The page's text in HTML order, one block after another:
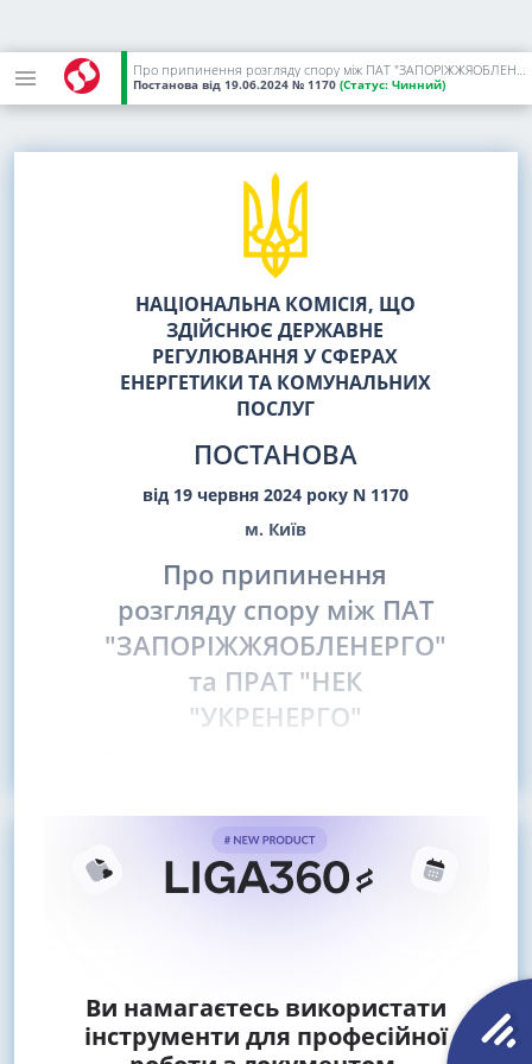
Про припинення розгляду спору між ПАТ "ЗАПОРІЖЖЯОБЛЕНЕРГО" та ПРАТ "НЕК "УКРЕНЕРГО"
Постанова від 19.06.2024 № 1170 (Статус: Чинний)
НАЦІОНАЛЬНА КОМІСІЯ, ЩО
ЗДІЙСНЮЄ ДЕРЖАВНЕ
РЕГУЛЮВАННЯ У СФЕРАХ
ЕНЕРГЕТИКИ ТА КОМУНАЛЬНИХ
ПОСЛУГ
ПОСТАНОВА
від 19 червня 2024 року N 1170
м. Київ
Про припинення
розгляду спору між ПАТ
"ЗАПОРІЖЖЯОБЛЕНЕРГО"
та ПРАТ "НЕК
"УКРЕНЕРГО"
Ви намагаєтесь використати
інструменти для професійної